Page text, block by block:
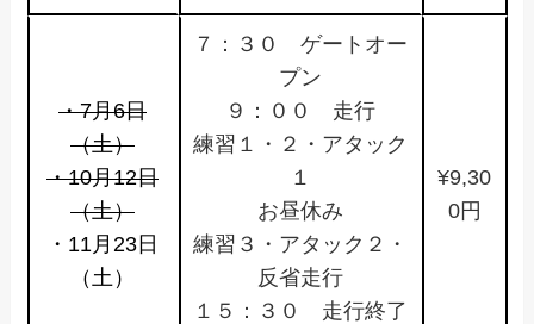
・7月6日
（土）
・10月12日
（土）
・11月23日
（土）
７：３０ ゲートオー
プン
９：００ 走行
練習１・２・アタック
１
お昼休み
練習３・アタック２・
反省走行
１５：３０ 走行終了
¥9,30
0円